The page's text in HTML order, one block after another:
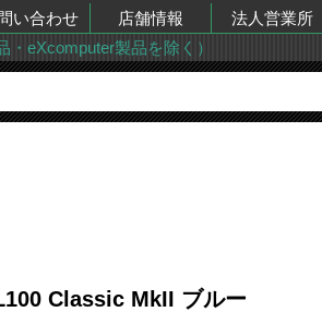
い合わせ 店舗情報 法人営業所
eXcomputer製品を除く）
Classic MkII ブルー